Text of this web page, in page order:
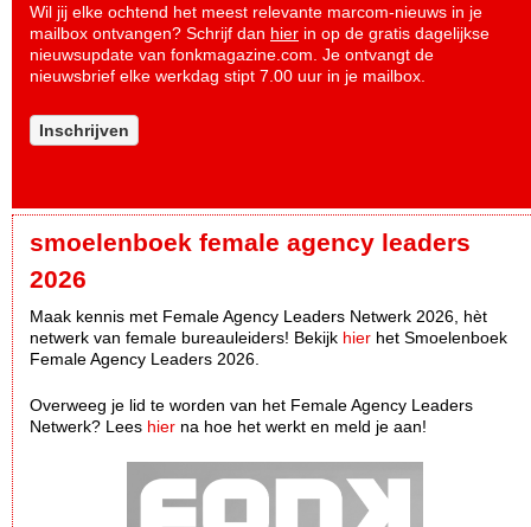
Wil jij elke ochtend het meest relevante marcom-nieuws in je
mailbox ontvangen? Schrijf dan hier in op de gratis dagelijkse
nieuwsupdate van fonkmagazine.com. Je ontvangt de
nieuwsbrief elke werkdag stipt 7.00 uur in je mailbox.
Inschrijven
smoelenboek female agency leaders
2026
Maak kennis met Female Agency Leaders Netwerk 2026, hèt
netwerk van female bureauleiders! Bekijk hier het Smoelenboek
Female Agency Leaders 2026.
Overweeg je lid te worden van het Female Agency Leaders
Netwerk? Lees hier na hoe het werkt en meld je aan!